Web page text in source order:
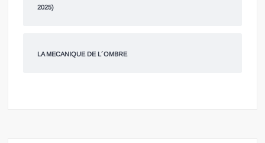
2025)
LA MECANIQUE DE L´OMBRE